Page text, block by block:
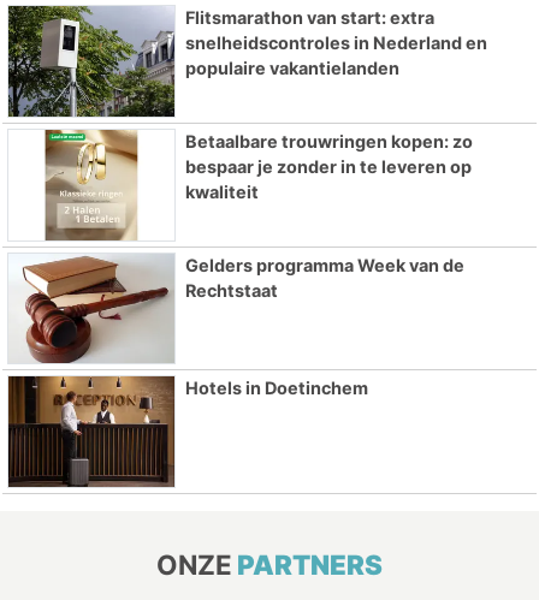
Flitsmarathon van start: extra
snelheidscontroles in Nederland en
populaire vakantielanden
Betaalbare trouwringen kopen: zo
bespaar je zonder in te leveren op
kwaliteit
Gelders programma Week van de
Rechtstaat
Hotels in Doetinchem
ONZE PARTNERS